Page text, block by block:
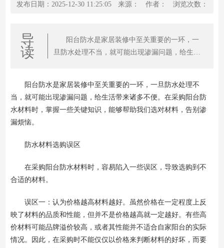
发布日期：2025-12-30 11:25:05 来源： 作者： 浏览次数：
导
读
阳台防水是家居装修中至关重要的一环，一
旦防水处理不当，就可能出现渗漏问题，给生活
烦恼。
阳台防水是家居装修中至关重要的一环，一旦防水处理不
当，就可能出现渗漏问题，给生活带来诸多不便。在采购阳台防
水材料时，掌握一些关键知识，能够帮助我们选对材料，告别渗
漏烦恼。
防水材料选购误区
在采购阳台防水材料时，容易陷入一些误区，导致选购到不
合适的材料。
误区一：认为价格越高材料越好。虽然价格在一定程度上反
映了材料的品质和性能，但并不是价格越高就一定越好。有些高
价材料可能品牌溢价较高，或者其性能并不适合自家阳台的实际
情况。因此，在采购时不能仅仅以价格来判断材料的好坏，而要